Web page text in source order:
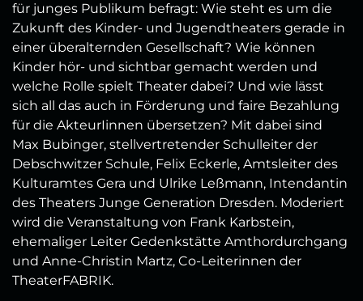
für junges Publikum befragt: Wie steht es um die
Zukunft des Kinder- und Jugendtheaters gerade in
einer überalternden Gesellschaft? Wie können
Kinder hör- und sichtbar gemacht werden und
welche Rolle spielt Theater dabei? Und wie lässt
sich all das auch in Förderung und faire Bezahlung
für die AkteurIinnen übersetzen? Mit dabei sind
Max Bubinger, stellvertretender Schulleiter der
Debschwitzer Schule, Felix Eckerle, Amtsleiter des
Kulturamtes Gera und Ulrike Leßmann, Intendantin
des Theaters Junge Generation Dresden. Moderiert
wird die Veranstaltung von Frank Karbstein,
ehemaliger Leiter Gedenkstätte Amthordurchgang
und Anne-Christin Martz, Co-Leiterinnen der
TheaterFABRIK.